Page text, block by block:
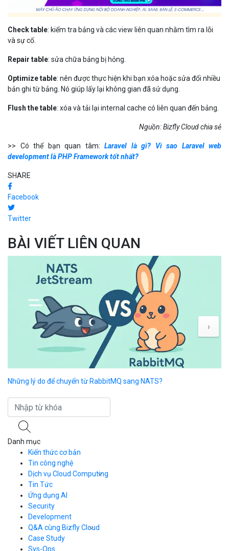
Check table: kiểm tra bảng và các view liên quan nhằm tìm ra lỗi
và sự cố.
Repair table: sửa chữa bảng bị hỏng.
Optimize table: nên được thực hiện khi bạn xóa hoặc sửa đổi nhiều
bản ghi từ bảng. Nó giúp lấy lại không gian đã sử dụng.
Flush the table: xóa và tải lại internal cache có liên quan đến bảng.
Nguồn: Bizfly Cloud chia sẻ
>> Có thể bạn quan tâm: Laravel là gì? Vì sao Laravel web
development là PHP Framework tốt nhất?
SHARE
Facebook
Twitter
BÀI VIẾT LIÊN QUAN
Những lý do để chuyển từ RabbitMQ sang NATS?
›
Danh mục
Kiến thức cơ bản
Tin công nghệ
Dịch vụ Cloud Computing
Cloud Server
CDN
Load Balancer
Auto Scaling
Container Registry
Kubernetes
Cloud Database
Tin Tức
Ứng dụng AI
Security
Development
Q&A cùng Bizfly Cloud
Q&A về Bizfly Cloud Server
Thao tác kết nối tới server
Q&A về Bizfly Business Email
Case Study
Sys-Ops